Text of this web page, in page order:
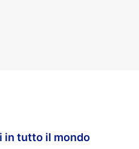
in tutto il mondo